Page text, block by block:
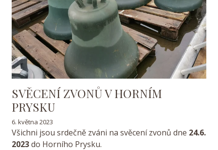
SVĚCENÍ ZVONŮ V HORNÍM
PRYSKU
6. května 2023
Všichni jsou srdečně zváni na svěcení zvonů dne 24.6.
2023do Horního Prysku.